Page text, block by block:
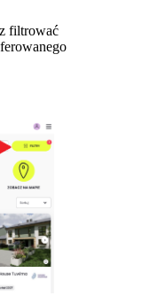
filtrować